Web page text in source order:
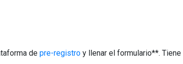
depre-registro y llenar el formulario**. Tiene